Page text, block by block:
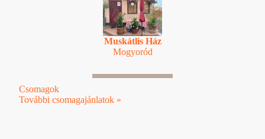
Muskátlis Ház
Mogyoród
Csomagok
További csomagajánlatok »